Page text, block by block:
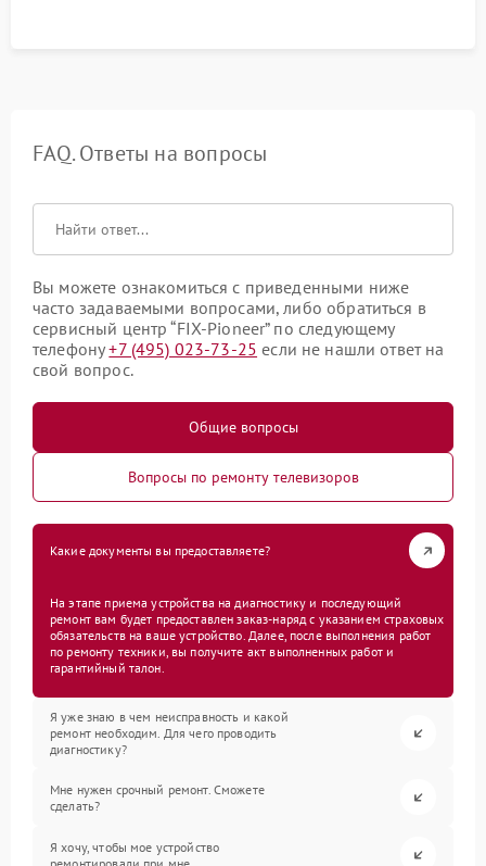
FAQ. Ответы на вопросы
Вы можете ознакомиться с приведенными ниже
часто задаваемыми вопросами, либо обратиться в
сервисный центр “FIX-Pioneer” по следующему
телефону+7 (495) 023-73-25 если не нашли ответ на
свой вопрос.
Общие вопросы
Вопросы по ремонту телевизоров
Какие документы вы предоставляете?
На этапе приема устройства на диагностику и последующий
ремонт вам будет предоставлен заказ-наряд с указанием страховых
обязательств на ваше устройство. Далее, после выполнения работ
по ремонту техники, вы получите акт выполненных работ и
гарантийный талон.
Я уже знаю в чем неисправность и какой
ремонт необходим. Для чего проводить
диагностику?
Мне нужен срочный ремонт. Сможете
сделать?
Я хочу, чтобы мое устройство
ремонтировали при мне.